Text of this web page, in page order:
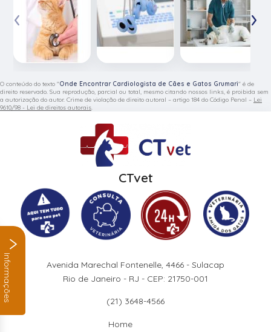
‹ ›
O conteúdo do texto "Onde Encontrar Cardiologista de Cães e Gatos Grumari" é de
direito reservado. Sua reprodução, parcial ou total, mesmo citando nossos links, é proibida sem
a autorização do autor. Crime de violação de direito autoral – artigo 184 do Código Penal – Lei
9610/98 - Lei de direitos autorais.
CTvet
Avenida Marechal Fontenelle, 4466 - Sulacap
Rio de Janeiro - RJ - CEP: 21750-001
(21) 3648-4566
Home
Informações